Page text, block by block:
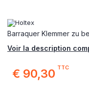
Barraquer Klemmer zu
Voir la description
€ 90,30 TTC